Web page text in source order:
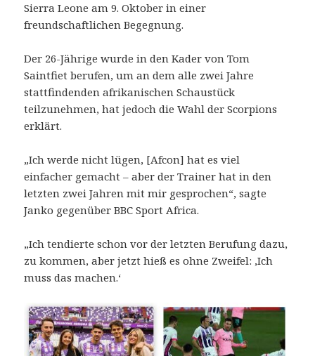
Sierra Leone am 9. Oktober in einer
freundschaftlichen Begegnung.
Der 26-Jährige wurde in den Kader von Tom
Saintfiet berufen, um an dem alle zwei Jahre
stattfindenden afrikanischen Schaustück
teilzunehmen, hat jedoch die Wahl der Scorpions
erklärt.
„Ich werde nicht lügen, [Afcon] hat es viel
einfacher gemacht – aber der Trainer hat in den
letzten zwei Jahren mit mir gesprochen“, sagte
Janko gegenüber BBC Sport Africa.
„Ich tendierte schon vor der letzten Berufung dazu,
zu kommen, aber jetzt hieß es ohne Zweifel: ‚Ich
muss das machen.‘